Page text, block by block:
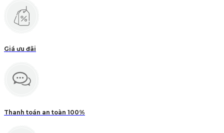
Giá ưu đãi
Thanh toán an toàn 100%